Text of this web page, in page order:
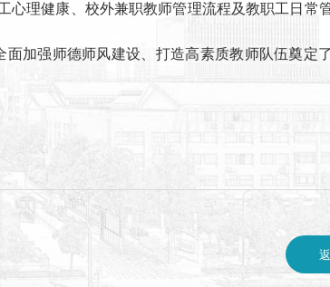
心理健康、校外兼职教师管理流程及教职工日常
加强师德师风建设、打造高素质教师队伍奠定